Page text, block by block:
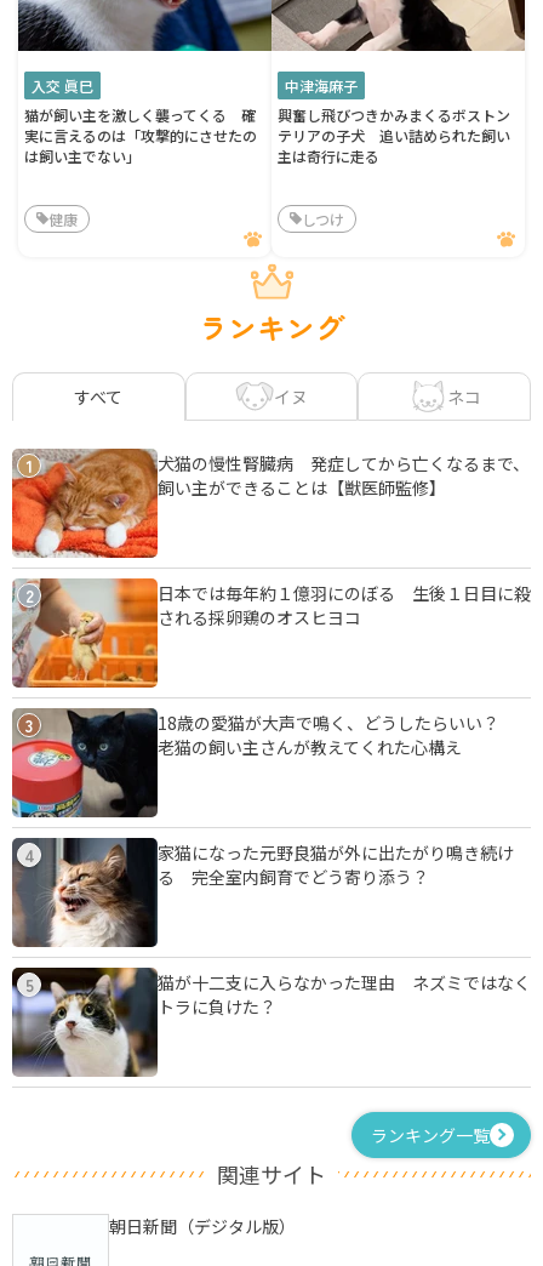
入交 眞巳
猫が飼い主を激しく襲ってくる 確
実に言えるのは「攻撃的にさせたの
は飼い主でない」
健康
中津海麻子
興奮し飛びつきかみまくるボストン
テリアの子犬 追い詰められた飼い
主は奇行に走る
しつけ
ランキング
すべて イヌ ネコ
1
犬猫の慢性腎臓病 発症してから亡くなるまで、
飼い主ができることは【獣医師監修】
2
日本では毎年約１億羽にのぼる 生後１日目に殺
される採卵鶏のオスヒヨコ
3
18歳の愛猫が大声で鳴く、どうしたらいい？
老猫の飼い主さんが教えてくれた心構え
4
家猫になった元野良猫が外に出たがり鳴き続け
る 完全室内飼育でどう寄り添う？
5
猫が十二支に入らなかった理由 ネズミではなく
トラに負けた？
ランキング一覧
関連サイト
朝日新聞（デジタル版）